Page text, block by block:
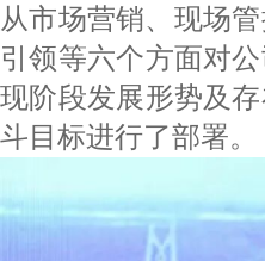
从市场营销、现场
引领等六个方面对
现阶段发展形势及
斗目标进行了部署。